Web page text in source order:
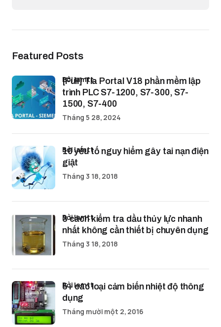
Featured Posts
[Full] Tia Portal V18 phần mềm lập
trình PLC S7-1200, S7-300, S7-
1500, S7-400
bởi lamtt
Tháng 5 28, 2024
10 yếu tố nguy hiểm gây tai nạn điện
giật
bởi lamtt
Tháng 3 18, 2018
3 cách kiểm tra dầu thủy lực nhanh
nhất không cần thiết bị chuyên dụng
bởi lamtt
Tháng 3 18, 2018
5+ các loại cảm biến nhiệt độ thông
dụng
bởi lamtt
Tháng mười một 2, 2016